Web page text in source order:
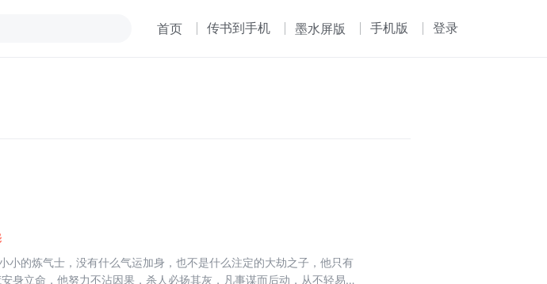
首页 传书到手机 墨水屏版 手机版 登录
小的炼气士，没有什么气运加身，也不是什么注定的大劫之子，他只有